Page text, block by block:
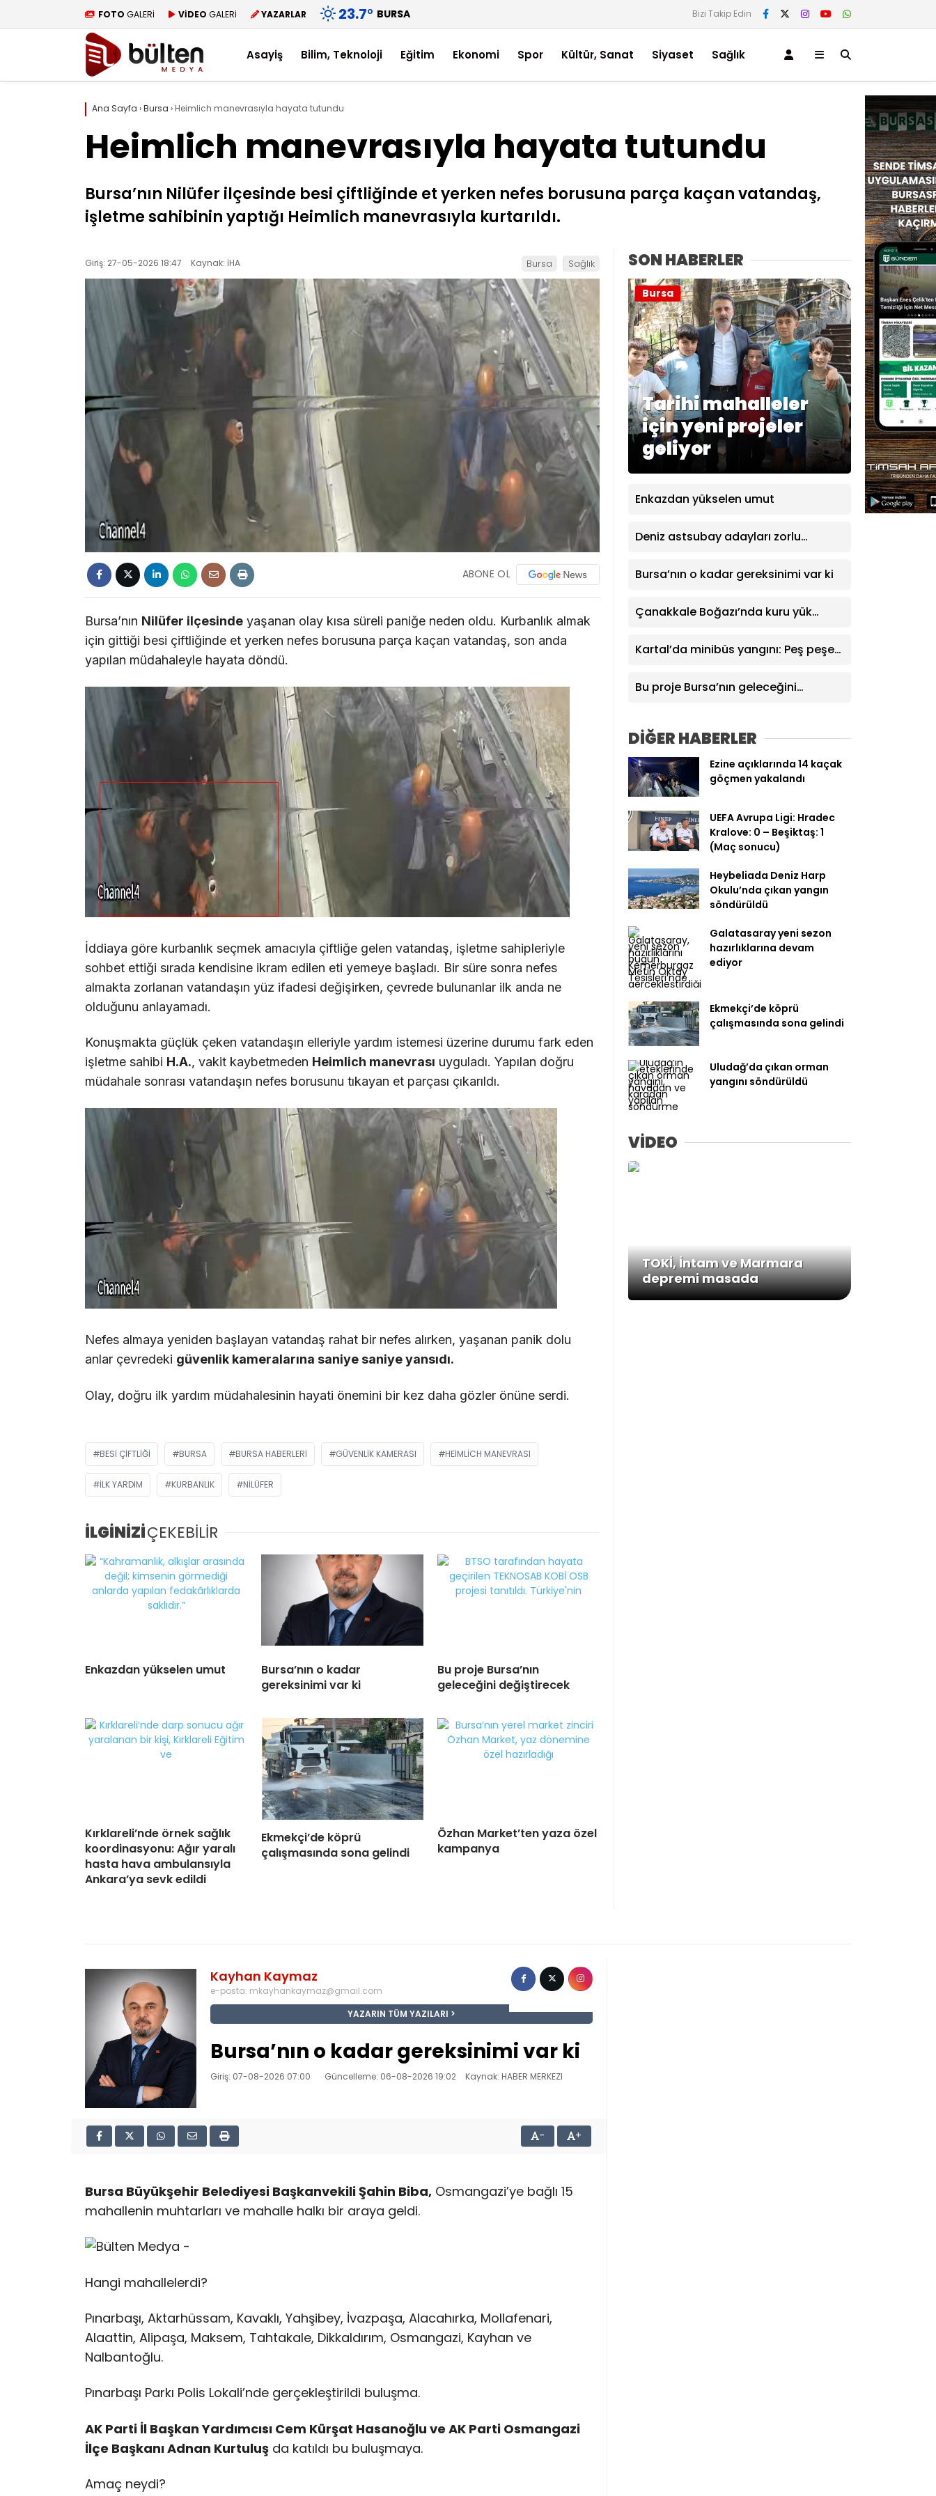
FOTO GALERİ VİDEO GALERİ YAZARLAR 23.7° BURSA Bizi Takip Edin
Asayiş Bilim, Teknoloji Eğitim Ekonomi Spor Kültür, Sanat Siyaset Sağlık
Ana Sayfa ›Bursa › Heimlich manevrasıyla hayata tutundu
Heimlich manevrasıyla hayata tutundu
Bursa’nın Nilüfer ilçesinde besi çiftliğinde et yerken nefes borusuna parça kaçan vatandaş,
işletme sahibinin yaptığı Heimlich manevrasıyla kurtarıldı.
Giriş: 27-05-2026 18:47 Kaynak: İHA Bursa Sağlık
ABONE OL
Bursa’nın Nilüfer ilçesinde yaşanan olay kısa süreli paniğe neden oldu. Kurbanlık almak
için gittiği besi çiftliğinde et yerken nefes borusuna parça kaçan vatandaş, son anda
yapılan müdahaleyle hayata döndü.
İddiaya göre kurbanlık seçmek amacıyla çiftliğe gelen vatandaş, işletme sahipleriyle
sohbet ettiği sırada kendisine ikram edilen eti yemeye başladı. Bir süre sonra nefes
almakta zorlanan vatandaşın yüz ifadesi değişirken, çevrede bulunanlar ilk anda ne
olduğunu anlayamadı.
Konuşmakta güçlük çeken vatandaşın elleriyle yardım istemesi üzerine durumu fark eden
işletme sahibi H.A., vakit kaybetmeden Heimlich manevrası uyguladı. Yapılan doğru
müdahale sonrası vatandaşın nefes borusunu tıkayan et parçası çıkarıldı.
Nefes almaya yeniden başlayan vatandaş rahat bir nefes alırken, yaşanan panik dolu
anlar çevredeki güvenlik kameralarına saniye saniye yansıdı.
Olay, doğru ilk yardım müdahalesinin hayati önemini bir kez daha gözler önüne serdi.
BESI ÇIFTLIĞI BURSA BURSA HABERLERI GÜVENLIK KAMERASI HEIMLICH MANEVRASI
ILK YARDIM KURBANLIK NILÜFER
İLGİNİZİÇEKEBİLİR
Enkazdan yükselen umut
Bursa’nın o kadar
gereksinimi var ki
Bu proje Bursa’nın
geleceğini değiştirecek
Kırklareli’nde örnek sağlık
koordinasyonu: Ağır yaralı
hasta hava ambulansıyla
Ankara’ya sevk edildi
Ekmekçi’de köprü
çalışmasında sona gelindi
Özhan Market’ten yaza özel
kampanya
SON HABERLER
Tarihi mahalleler
için yeni projeler
geliyor
Bursa
Enkazdan yükselen umut
Deniz astsubay adayları zorlu
hazırlanıyor
Bursa’nın o kadar gereksinimi var ki
Çanakkale Boğazı’nda kuru yük
Kartal’da minibüs yangını: Peş peşe
Bu proje Bursa’nın geleceğini
DİĞER HABERLER
Ezine açıklarında 14 kaçak
göçmen yakalandı
UEFA Avrupa Ligi: Hradec
Kralove: 0 – Beşiktaş: 1
(Maç sonucu)
Heybeliada Deniz Harp
Okulu’nda çıkan yangın
söndürüldü
Galatasaray yeni sezon
hazırlıklarına devam
ediyor
Ekmekçi’de köprü
çalışmasında sona gelindi
Uludağ’da çıkan orman
yangını söndürüldü
VİDEO
TOKİ, İntam ve Marmara
depremi masada
Kayhan Kaymaz
e-posta: mkayhankaymaz@gmail.com
YAZARIN TÜM YAZILARI
Bursa’nın o kadar gereksinimi var ki
Giriş: 07-08-2026 07:00 Güncelleme: 06-08-2026 19:02 Kaynak: HABER MERKEZI
- +
Bursa Büyükşehir Belediyesi Başkanvekili Şahin Biba, Osmangazi’ye bağlı 15
mahallenin muhtarları ve mahalle halkı bir araya geldi.
Hangi mahallelerdi?
Pınarbaşı, Aktarhüssam, Kavaklı, Yahşibey, İvazpaşa, Alacahırka, Mollafenari,
Alaattin, Alipaşa, Maksem, Tahtakale, Dikkaldırım, Osmangazi, Kayhan ve
Nalbantoğlu.
Pınarbaşı Parkı Polis Lokali’nde gerçekleştirildi buluşma.
AK Parti İl Başkan Yardımcısı Cem Kürşat Hasanoğlu ve AK Parti Osmangazi
İlçe Başkanı Adnan Kurtuluş da katıldı bu buluşmaya.
Amaç neydi?